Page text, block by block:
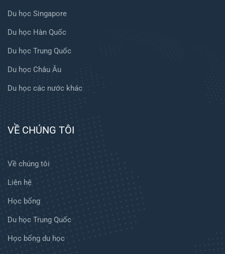
Du học Singapore
Du học Hàn Quốc
Du học Trung Quốc
Du học Châu Âu
Du học các nước khác
VỀ CHÚNG TÔI
Về chúng tôi
Liên hệ
Học bổng
Du học Trung Quốc
Học bổng du học